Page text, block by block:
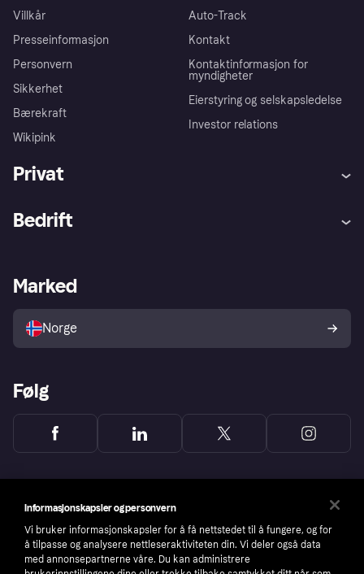
Villkår
Presseinformasjon
Personvern
Sikkerhet
Bærekraft
Wikipink
Auto-Track
Kontakt
Kontaktinformasjon for
myndigheter
Eierstyring og selskapsledelse
Investor relations
Privat
Utforsk butikker
Bedrift
Merchant portal
Marked
Norge
Følg
Informasjonskapsler og personvern
Vi bruker informasjonskapsler for å få nettstedet til å fungere, og for
å tilpasse og analysere nettleseraktiviteten din. Vi deler også data
med annonsepartnerne våre. Du kan administrere